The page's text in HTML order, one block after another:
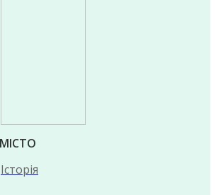
Історія